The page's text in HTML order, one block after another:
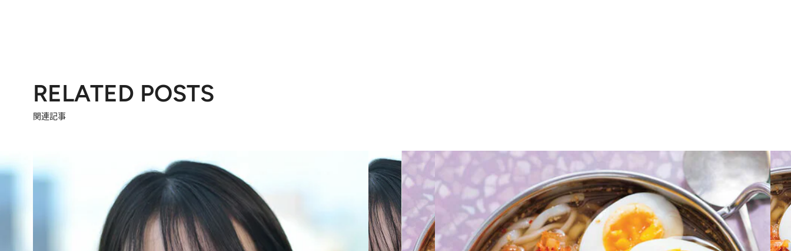
RELATED POSTS
関連記事